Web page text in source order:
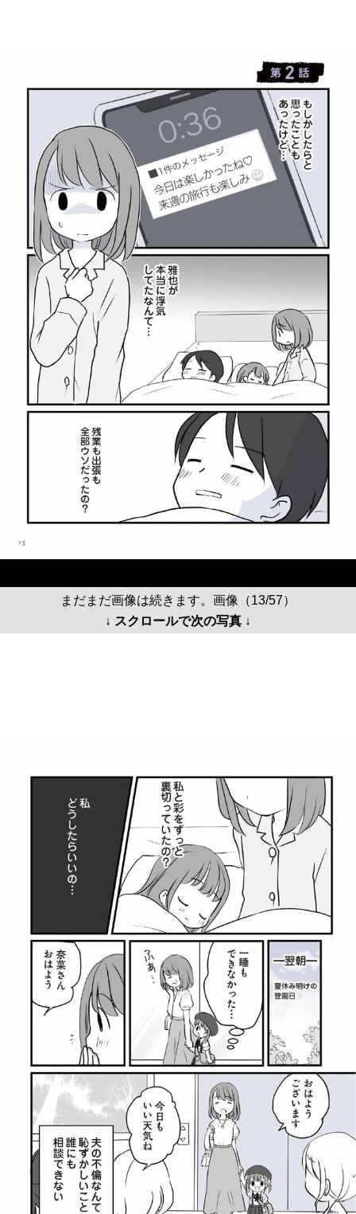
まだまだ画像は続きます。画像（13/57）
↓ スクロールで次の写真 ↓